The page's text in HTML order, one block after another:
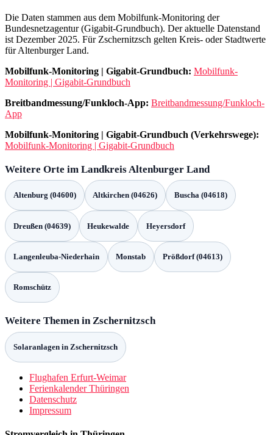
Die Daten stammen aus dem Mobilfunk-Monitoring der
Bundesnetzagentur (Gigabit-Grundbuch). Der aktuelle Datenstand
ist Dezember 2025. Für Zschernitzsch gelten Kreis- oder Stadtwerte
für Altenburger Land.
Mobilfunk-Monitoring | Gigabit-Grundbuch: Mobilfunk-
Monitoring | Gigabit-Grundbuch
Breitbandmessung/Funkloch-App: Breitbandmessung/Funkloch-
App
Mobilfunk-Monitoring | Gigabit-Grundbuch (Verkehrswege):
Mobilfunk-Monitoring | Gigabit-Grundbuch
Weitere Orte im Landkreis Altenburger Land
Altenburg (04600) Altkirchen (04626) Buscha (04618)
Dreußen (04639) Heukewalde Heyersdorf
Langenleuba-Niederhain Monstab Prößdorf (04613)
Romschütz
Weitere Themen in Zschernitzsch
Solaranlagen in Zschernitzsch
Flughafen Erfurt-Weimar
Ferienkalender Thüringen
Datenschutz
Impressum